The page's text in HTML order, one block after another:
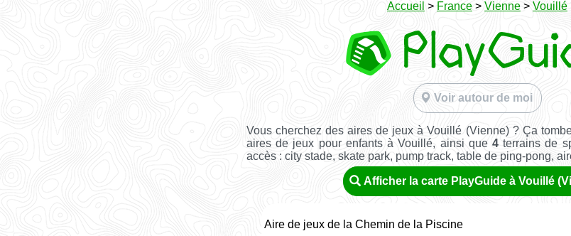
Accueil > France > Vienne > Vouillé
Voir autour de moi
Vous cherchez des aires de jeux à Vouillé (Vienne) ? Ça
aires de jeux pour enfants à Vouillé, ainsi que 4 terrains de
accès : city stade, skate park, pump track, table de ping-pong,
Afficher la carte PlayGuide à Vouillé
Aire de jeux de la Chemin de la Piscine